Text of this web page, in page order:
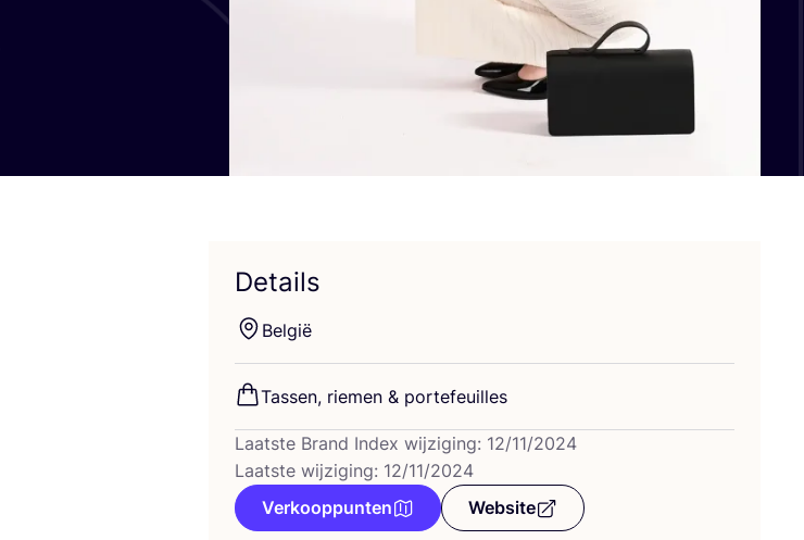
Details
Bel­gië
Tas­sen, rie­men & portefeuilles
Laatste Brand Index wijziging: 12/11/2024
Laatste wijziging: 12/11/2024
Verkooppunten
Website